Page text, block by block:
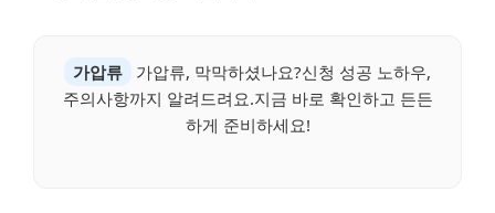
가압류
가압류, 막막하셨나요?신청 성공 노하우,
주의사항까지 알려드려요.지금 바로 확인하고 든든
하게 준비하세요!